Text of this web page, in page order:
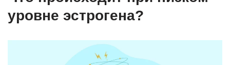
уровне эстрогена?